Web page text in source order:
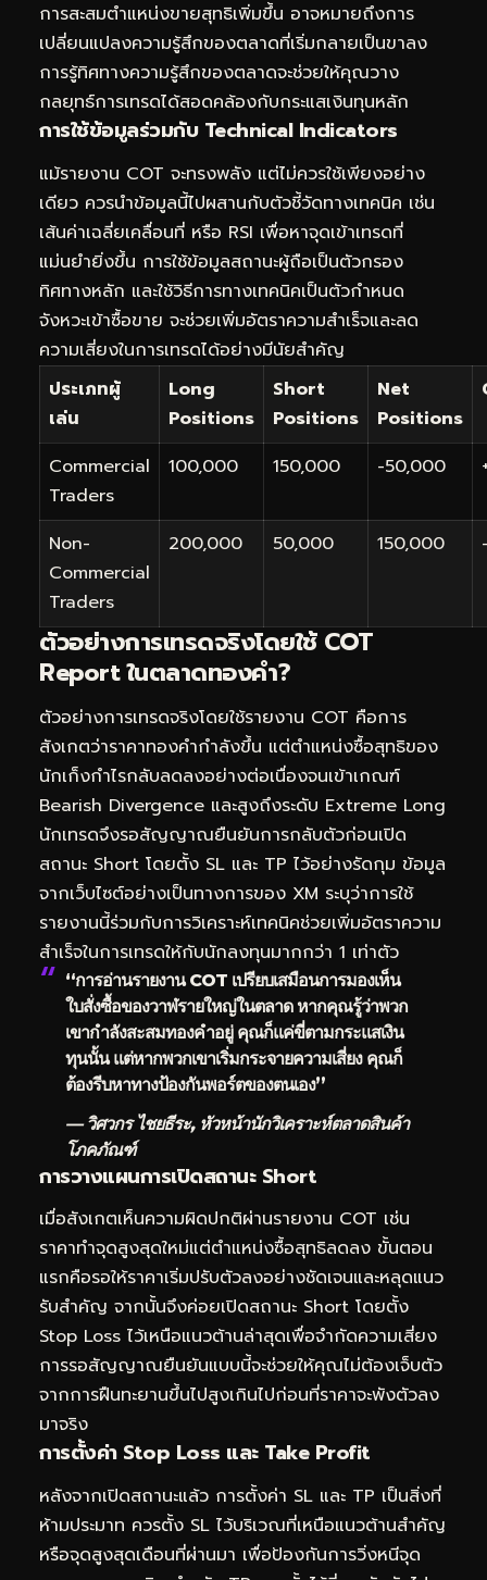
การสะสมตำแหน่งขายสุทธิเพิ่มขึ้น อาจหมายถึงการ
เปลี่ยนแปลงความรู้สึกของตลาดที่เริ่มกลายเป็นขาลง
การรู้ทิศทางความรู้สึกของตลาดจะช่วยให้คุณวาง
กลยุทธ์การเทรดได้สอดคล้องกับกระแสเงินทุนหลัก
การใช้ข้อมูลร่วมกับ Technical Indicators
แม้รายงาน COT จะทรงพลัง แต่ไม่ควรใช้เพียงอย่าง
เดียว ควรนำข้อมูลนี้ไปผสานกับตัวชี้วัดทางเทคนิค เช่น
เส้นค่าเฉลี่ยเคลื่อนที่ หรือ RSI เพื่อหาจุดเข้าเทรดที่
แม่นยำยิ่งขึ้น การใช้ข้อมูลสถานะผู้ถือเป็นตัวกรอง
ทิศทางหลัก และใช้วิธีการทางเทคนิคเป็นตัวกำหนด
จังหวะเข้าซื้อขาย จะช่วยเพิ่มอัตราความสำเร็จและลด
ความเสี่ยงในการเทรดได้อย่างมีนัยสำคัญ
ประเภทผู้
เล่น
Long
Positions
Short
Positions
Net
Positions
Commercial
Traders
100,000 150,000 -50,000
Non-
Commercial
Traders
200,000 50,000 150,000
ตัวอย่างการเทรดจริงโดยใช้ COT
Report ในตลาดทองคำ?
ตัวอย่างการเทรดจริงโดยใช้รายงาน COT คือการ
สังเกตว่าราคาทองคำกำลังขึ้น แต่ตำแหน่งซื้อสุทธิของ
นักเก็งกำไรกลับลดลงอย่างต่อเนื่องจนเข้าเกณฑ์
Bearish Divergence และสูงถึงระดับ Extreme Long
นักเทรดจึงรอสัญญาณยืนยันการกลับตัวก่อนเปิด
สถานะ Short โดยตั้ง SL และ TP ไว้อย่างรัดกุม ข้อมูล
จากเว็บไซต์อย่างเป็นทางการของ XM ระบุว่าการใช้
รายงานนี้ร่วมกับการวิเคราะห์เทคนิคช่วยเพิ่มอัตราความ
สำเร็จในการเทรดให้กับนักลงทุนมากกว่า 1 เท่าตัว
“การอ่านรายงาน COT เปรียบเสมือนการมองเห็น
ใบสั่งซื้อของวาฬรายใหญ่ในตลาด หากคุณรู้ว่าพวก
เขากำลังสะสมทองคำอยู่ คุณก็แค่ขี่ตามกระแสเงิน
ทุนนั้น แต่หากพวกเขาเริ่มกระจายความเสี่ยง คุณก็
ต้องรีบหาทางป้องกันพอร์ตของตนเอง”
— วิศวกร ไชยธีระ, หัวหน้านักวิเคราะห์ตลาดสินค้า
โภคภัณฑ์
การวางแผนการเปิดสถานะ Short
เมื่อสังเกตเห็นความผิดปกติผ่านรายงาน COT เช่น
ราคาทำจุดสูงสุดใหม่แต่ตำแหน่งซื้อสุทธิลดลง ขั้นตอน
แรกคือรอให้ราคาเริ่มปรับตัวลงอย่างชัดเจนและหลุดแนว
รับสำคัญ จากนั้นจึงค่อยเปิดสถานะ Short โดยตั้ง
Stop Loss ไว้เหนือแนวต้านล่าสุดเพื่อจำกัดความเสี่ยง
การรอสัญญาณยืนยันแบบนี้จะช่วยให้คุณไม่ต้องเจ็บตัว
จากการฝืนทะยานขึ้นไปสูงเกินไปก่อนที่ราคาจะพังตัวลง
มาจริง
การตั้งค่า Stop Loss และ Take Profit
หลังจากเปิดสถานะแล้ว การตั้งค่า SL และ TP เป็นสิ่งที่
ห้ามประมาท ควรตั้ง SL ไว้บริเวณที่เหนือแนวต้านสำคัญ
หรือจุดสูงสุดเดือนที่ผ่านมา เพื่อป้องกันการวิ่งหนีจุด